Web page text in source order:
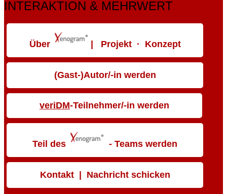
INTERAKTION & MEHRWERT
Über | Projekt · Konzept
(Gast-)Autor/-in werden
veriDM-Teilnehmer/-in werden
Teil des - Teams werden
Kontakt | Nachricht schicken